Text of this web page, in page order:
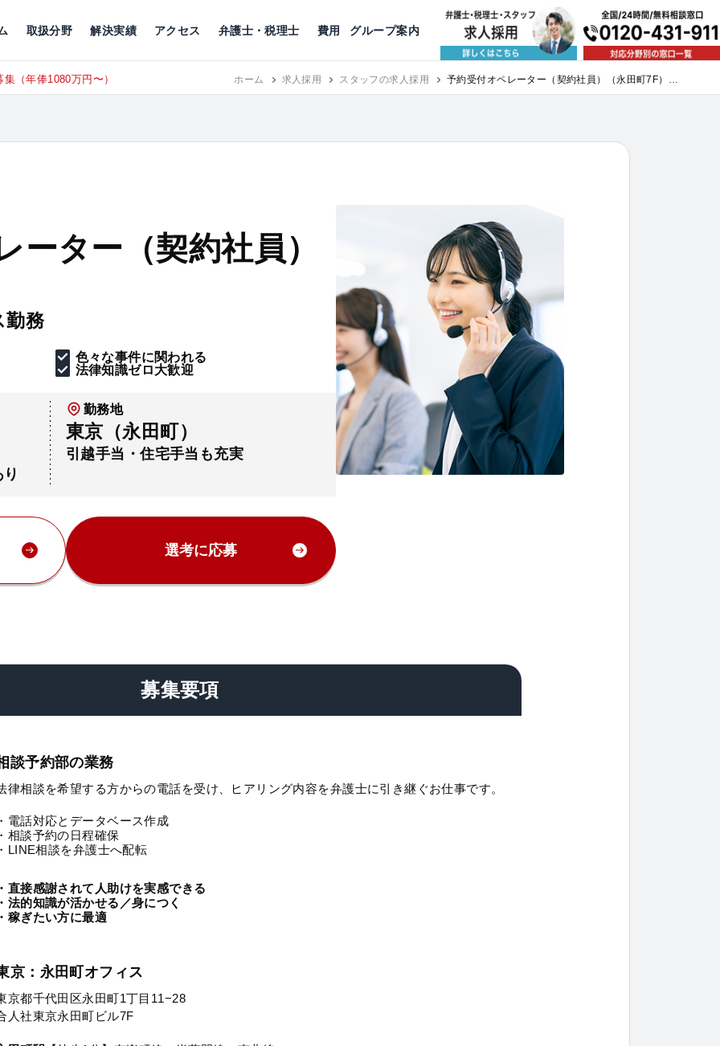
取扱分野
公益活動
解決実績 アクセス
京都 神戸 福岡
弁護士・税理士 費用 グループ案内
38万以上）
ーター（契約社員）
勤務
色々な事件に関われる
法律知識ゼロ大歓迎
勤務地
東京（永田町）
引越手当・住宅手当も充実
選考に応募
募集要項
談予約部の業務
律相談を希望する方からの電話を受け、ヒアリング内容を弁護士に引き継ぐお仕事です。
電話対応とデータベース作成
相談予約の日程確保
LINE相談を弁護士へ配転
直接感謝されて人助けを実感できる
法的知識が活かせる／身につく
稼ぎたい方に最適
京：永田町オフィス
京都千代田区永田町1丁目11−28
人社東京永田町ビル7F
ホーム 求人採用 スタッフの求人採用
予約受付オペレーター（契約社員）（永田町7F）｜